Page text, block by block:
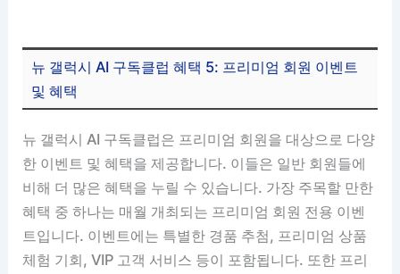
뉴 갤럭시 AI 구독클럽 혜택 5: 프리미엄 회원 이벤트
및 혜택
뉴 갤럭시 AI 구독클럽은 프리미엄 회원을 대상으로 다양
한 이벤트 및 혜택을 제공합니다. 이들은 일반 회원들에
비해 더 많은 혜택을 누릴 수 있습니다. 가장 주목할 만한
혜택 중 하나는 매월 개최되는 프리미엄 회원 전용 이벤
트입니다. 이벤트에는 특별한 경품 추첨, 프리미엄 상품
체험 기회, VIP 고객 서비스 등이 포함됩니다. 또한 프리